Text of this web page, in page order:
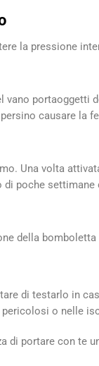
la pressione
portaoggetti
causare la
Una volta
poche
della
di testarlo in
o nelle
portare con te